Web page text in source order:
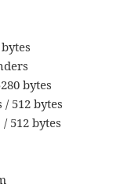
bytes
512 bytes
512 bytes